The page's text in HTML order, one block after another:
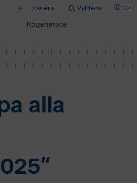
Kariéra Vyhledat CZ
Kogenerace
alla